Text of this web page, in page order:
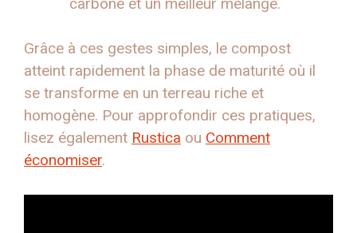
Grâce à ces gestes simples, le compost
atteint rapidement la phase de maturité où il
se transforme en un terreau riche et
homogène. Pour approfondir ces pratiques,
lisez également Rustica ou Comment
économiser.